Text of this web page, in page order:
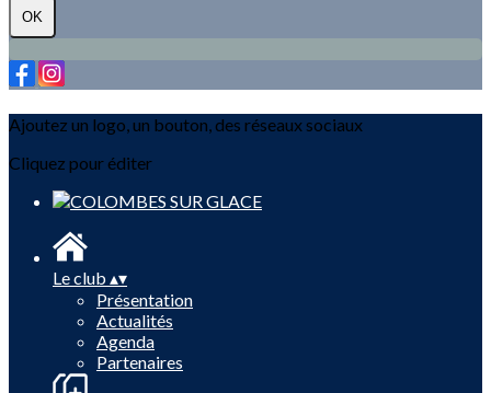
OK
Ajoutez un logo, un bouton, des réseaux sociaux
Cliquez pour éditer
Le club ▴▾
Présentation
Actualités
Agenda
Partenaires